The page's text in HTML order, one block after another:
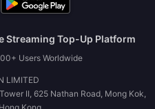
Streaming Top-Up Platform
Users Worldwide
LIMITED
II, 625 Nathan Road, Mong Kok,